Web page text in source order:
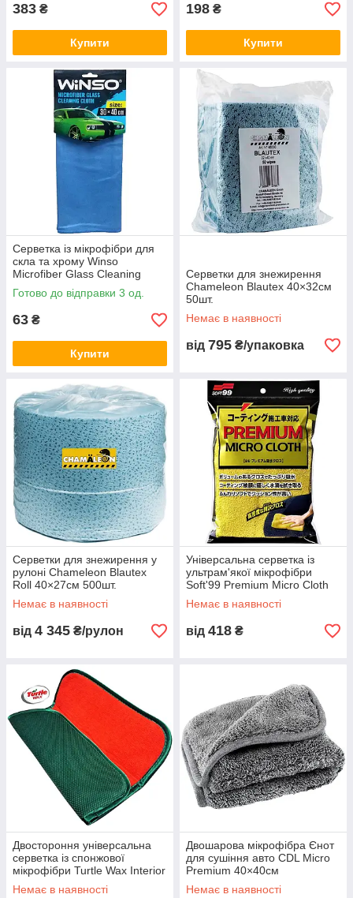
383 ₴
Купити
198 ₴
Купити
Серветка із мікрофібри для
скла та хрому Winso
Microfiber Glass Cleaning
Cloth 40×30см
Готово до відправки 3 од.
63 ₴
Купити
Серветки для знежирення
Chameleon Blautex 40×32см
50шт.
Немає в наявності
від 795 ₴/упаковка
Серветки для знежирення у
рулоні Chameleon Blautex
Roll 40×27см 500шт.
Немає в наявності
від 4 345 ₴/рулон
Універсальна серветка із
ультрам'якої мікрофібри
Soft'99 Premium Micro Cloth
50×30см
Немає в наявності
від 418 ₴
Двостороння універсальна
серветка із спонжової
мікрофібри Turtle Wax Interior
Wonder Cloth 32×28см
Немає в наявності
Двошарова мікрофібра Єнот
для сушіння авто CDL Micro
Premium 40×40см
Немає в наявності